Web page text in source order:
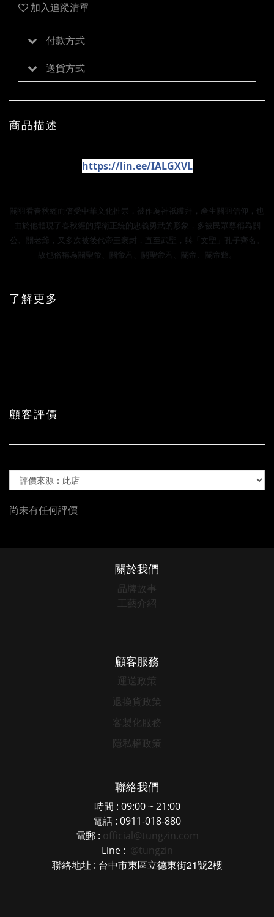
加入追蹤清單
付款方式
送貨方式
商品描述
https://lin.ee/IALGXVL
關羽看春秋經而倍受中華文化推崇，被作為神祇膜拜，產生關羽信仰，也
由於他體現了春秋經的捍衛正統的忠義勇武的形象，多被民眾尊稱為關
公、關老爺，又多次被後代帝王褒封，直至武聖，與「文聖」孔子齊名。
故也俗稱為關聖帝、關帝君、關聖帝君、關帝、關帝爺。
了解更多
顧客評價
尚未有任何評價
關於我們
品牌故事
工藝介紹
顧客服務
運送政策
退換貨政策
客製化服務
隱私權政策
聯絡我們
時間 : 09:00 ~ 21:00
電話 : 0911-018-880
電郵 : official@tungzin.com
Line : @tungzin
聯絡地址 : 台中市東區立德東街21號2樓